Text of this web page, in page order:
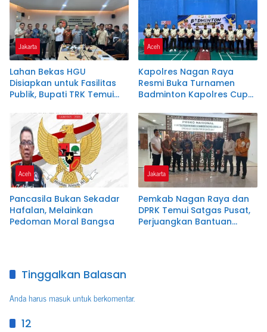
Jakarta
Lahan Bekas HGU
Disiapkan untuk Fasilitas
Publik, Bupati TRK Temui
ATR/BPN
Aceh
Kapolres Nagan Raya
Resmi Buka Turnamen
Badminton Kapolres Cup
Bhayangkara ke-80
Aceh
Pancasila Bukan Sekadar
Hafalan, Melainkan
Pedoman Moral Bangsa
Jakarta
Pemkab Nagan Raya dan
DPRK Temui Satgas Pusat,
Perjuangkan Bantuan
Tinggalkan Balasan
Anda harusmasukuntuk berkomentar.
12